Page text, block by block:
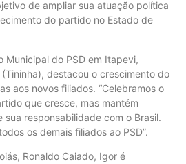
de ampliar sua atuação política
do partido no Estado de
Municipal do PSD em Itapevi,
(Tininha), destacou o crescimento do
aos novos filiados. “Celebramos o
que cresce, mas mantém
sua responsabilidade com o Brasil.
os demais filiados ao PSD”.
Ronaldo Caiado, Igor é